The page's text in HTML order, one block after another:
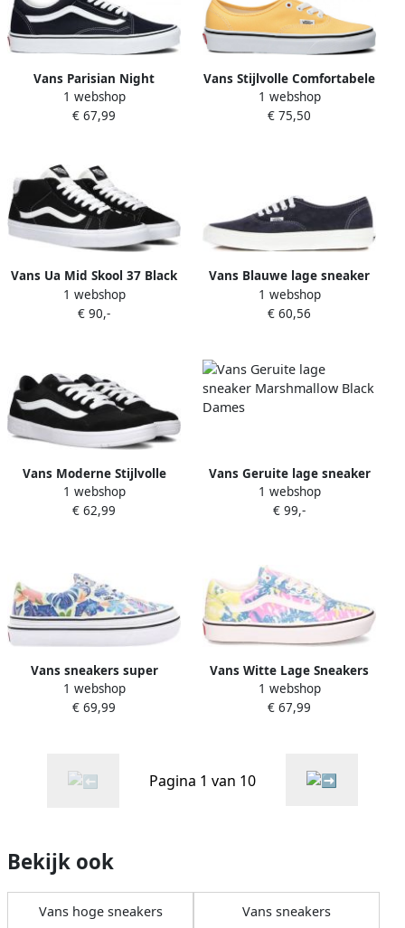
Vans Parisian Night
Sneakers Black
1 webshop
€ 67,99
Vans Stijlvolle Comfortabele
Sneakers voor Vrouwen
Yellow Dames
1 webshop
€ 75,50
Vans Ua Mid Skool 37 Black
True White Schoenmaat 40
1 2 Sneakers VN0A3TKF6BT1
1 webshop
€ 90,-
Vans Blauwe lage sneaker
met metalen oogjes Blue
1 webshop
€ 60,56
Vans Moderne Stijlvolle
Sneakers voor nen Black
1 webshop
€ 62,99
Vans Geruite lage sneaker
Marshmallow Black Dames
1 webshop
€ 99,-
Vans sneakers super
conficush vn0a4u1d4pz1
Blauw Dames
1 webshop
€ 69,99
Vans Witte Lage Sneakers
Ua Comfycush Old Skool
Women
1 webshop
€ 67,99
Pagina 1 van 10
Bekijk ook
Vans hoge sneakers Vans sneakers